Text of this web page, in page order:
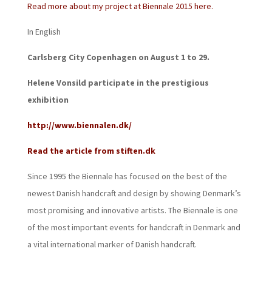
Read more about my project at Biennale 2015 here.
In English
Carlsberg City Copenhagen on August 1 to 29.
Helene Vonsild participate in the prestigious
exhibition
http://www.biennalen.dk/
Read the article from stiften.dk
Since 1995 the Biennale has focused on the best of the
newest Danish handcraft and design by showing Denmark’s
most promising and innovative artists. The Biennale is one
of the most important events for handcraft in Denmark and
a vital international marker of Danish handcraft.